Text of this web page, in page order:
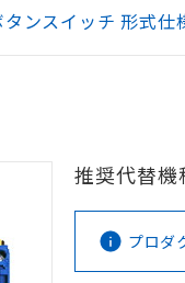
ンスイッチ 形式仕
推奨代替機
プロダ